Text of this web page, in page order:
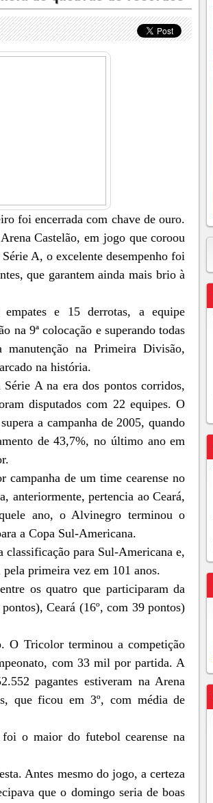
foi encerrada com chave de ouro.
Castelão, em jogo que coroou
A, o excelente desempenho foi
que garantem ainda mais brio à
e 15 derrotas, a equipe
na 9ª colocação e superando todas
manutenção na Primeira Divisão,
na história.
A na era dos pontos corridos,
disputados com 22 equipes. O
a campanha de 2005, quando
de 43,7%, no último ano em
campanha de um time cearense no
anteriormente, pertencia ao Ceará,
ano, o Alvinegro terminou o
a Copa Sul-Americana.
classificação para Sul-Americana e,
primeira vez em 101 anos.
os quatro que participaram da
Ceará (16º, com 39 pontos)
O Tricolor terminou a competição
com 33 mil por partida. A
pagantes estiveram na Arena
que ficou em 3º, com média de
o maior do futebol cearense na
Antes mesmo do jogo, a certeza
que o domingo seria de boas